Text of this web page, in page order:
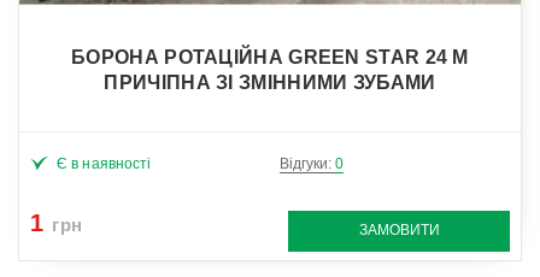
БОРОНА РОТАЦІЙНА GREEN STAR 24 М
ПРИЧІПНА ЗІ ЗМІННИМИ ЗУБАМИ
Є в наявності Відгуки: 0
1 грн ЗАМОВИТИ